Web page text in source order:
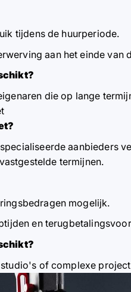
tijdens de huurperiode.
aan het einde van
die op lange
aanbieders
termijnen.
mogelijk.
en
of complexe